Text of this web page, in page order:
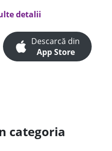
detalii
Descarcă din
App Store
categoria